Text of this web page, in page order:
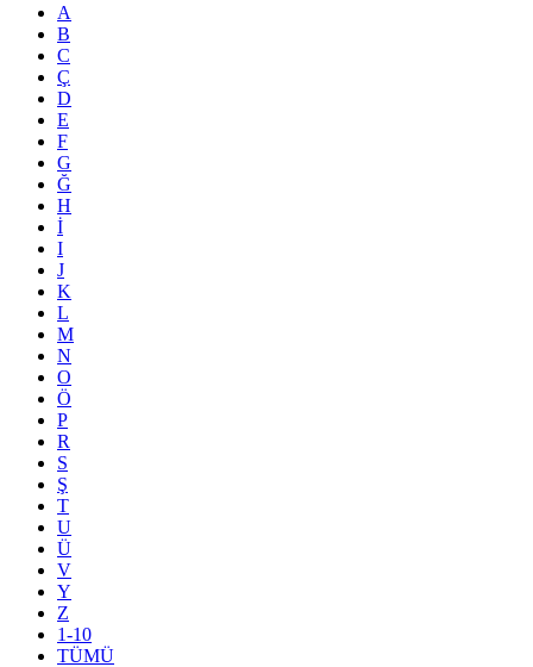
A
B
C
Ç
D
E
F
G
Ğ
H
İ
I
J
K
L
M
N
O
Ö
P
R
S
Ş
T
U
Ü
V
Y
Z
1-10
TÜMÜ